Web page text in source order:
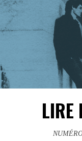
LIRE